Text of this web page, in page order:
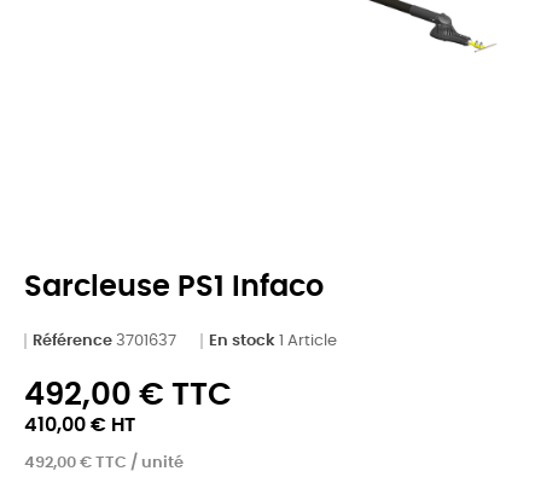
Sarcleuse PS1 Infaco
Référence 3701637 En stock 1 Article
492,00 € TTC
410,00 € HT
492,00 € TTC / unité